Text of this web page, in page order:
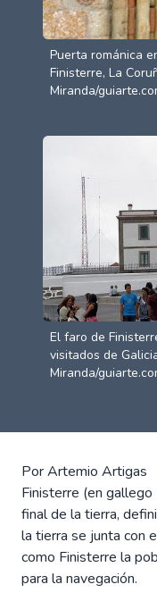
Puerta románica
Finisterre, La
Miranda/
El faro de
visitados de
Miranda/
Por Artemio Artigas
Finisterre (en
final de la tierra,
la tierra se junta con
como Finisterre la
para la navegación.